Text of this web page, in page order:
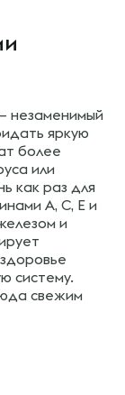
незаменимый
яркую
более
или
как раз для
A, C, E и
и
систему.
свежим